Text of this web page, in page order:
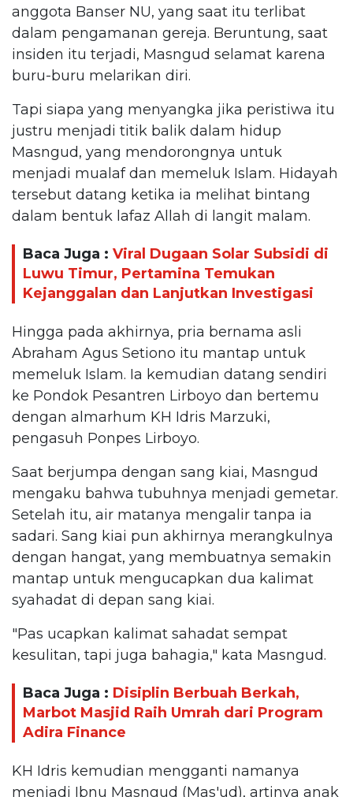
anggota Banser NU, yang saat itu terlibat
dalam pengamanan gereja. Beruntung, saat
insiden itu terjadi, Masngud selamat karena
buru-buru melarikan diri.
Tapi siapa yang menyangka jika peristiwa itu
justru menjadi titik balik dalam hidup
Masngud, yang mendorongnya untuk
menjadi mualaf dan memeluk Islam. Hidayah
tersebut datang ketika ia melihat bintang
dalam bentuk lafaz Allah di langit malam.
Baca Juga : Viral Dugaan Solar Subsidi di
Luwu Timur, Pertamina Temukan
Kejanggalan dan Lanjutkan Investigasi
Hingga pada akhirnya, pria bernama asli
Abraham Agus Setiono itu mantap untuk
memeluk Islam. Ia kemudian datang sendiri
ke Pondok Pesantren Lirboyo dan bertemu
dengan almarhum KH Idris Marzuki,
pengasuh Ponpes Lirboyo.
Saat berjumpa dengan sang kiai, Masngud
mengaku bahwa tubuhnya menjadi gemetar.
Setelah itu, air matanya mengalir tanpa ia
sadari. Sang kiai pun akhirnya merangkulnya
dengan hangat, yang membuatnya semakin
mantap untuk mengucapkan dua kalimat
syahadat di depan sang kiai.
"Pas ucapkan kalimat sahadat sempat
kesulitan, tapi juga bahagia," kata Masngud.
Baca Juga : Disiplin Berbuah Berkah,
Marbot Masjid Raih Umrah dari Program
Adira Finance
KH Idris kemudian mengganti namanya
menjadi Ibnu Masngud (Mas'ud), artinya anak